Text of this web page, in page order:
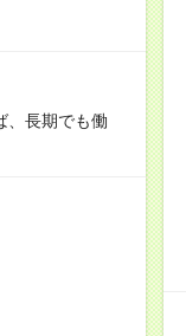
長期でも働